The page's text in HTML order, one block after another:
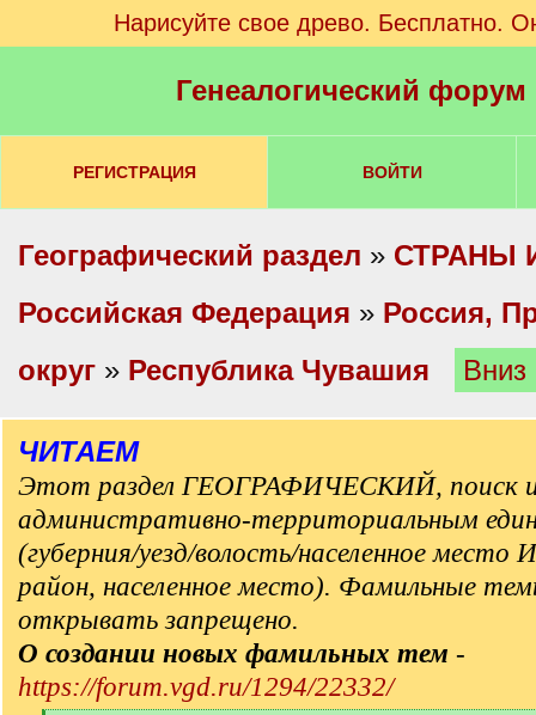
Нарисуйте свое древо. Бесплатно.
Генеалогический
РЕГИСТРАЦИЯ ВОЙТИ
Географический раздел » СТРАНЫ
Российская Федерация » Россия,
округ » Республика Чувашия
ЧИТАЕМ
Этот раздел ГЕОГРАФИЧЕСКИЙ, поиск
административно-территориальным
(губерния/уезд/волость/населенное
район, населенное место). Фамильные
открывать запрещено.
О создании новых фамильных тем -
https://forum.vgd.ru/1294/22332/